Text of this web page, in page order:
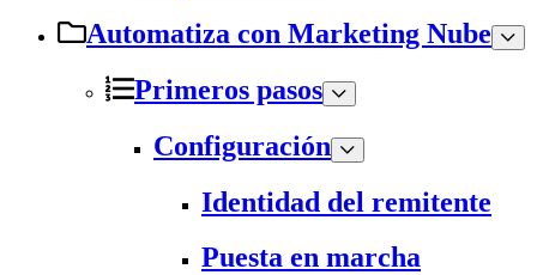
Automatiza con Marketing Nube
Primeros pasos
Configuración
Identidad del remitente
Puesta en marcha